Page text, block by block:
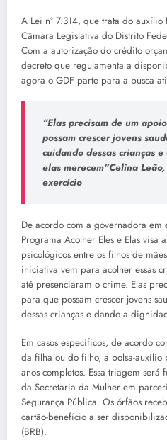
A Lei nº 7.314, que trata do
Câmara Legislativa do Distrito
Com a autorização do crédito
decreto que regulamenta a
agora o GDF parte para a busca
“Elas precisam de um
possam crescer jovens
cuidando dessas crianças
elas merecem”Celina
exercício
De acordo com a governadora em
Programa Acolher Eles e Elas visa
psicológicos entre os filhos de
iniciativa vem para acolher essas
até presenciaram o crime. Elas
para que possam crescer jovens
dessas crianças e dando a
Em casos específicos, de acordo
da filha ou do filho, a bolsa-auxílio
anos completos. Essa triagem
da Secretaria da Mulher em
Segurança Pública. Os órfãos
cartão-benefício a ser
(BRB).